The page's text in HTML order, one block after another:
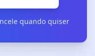
quando quiser